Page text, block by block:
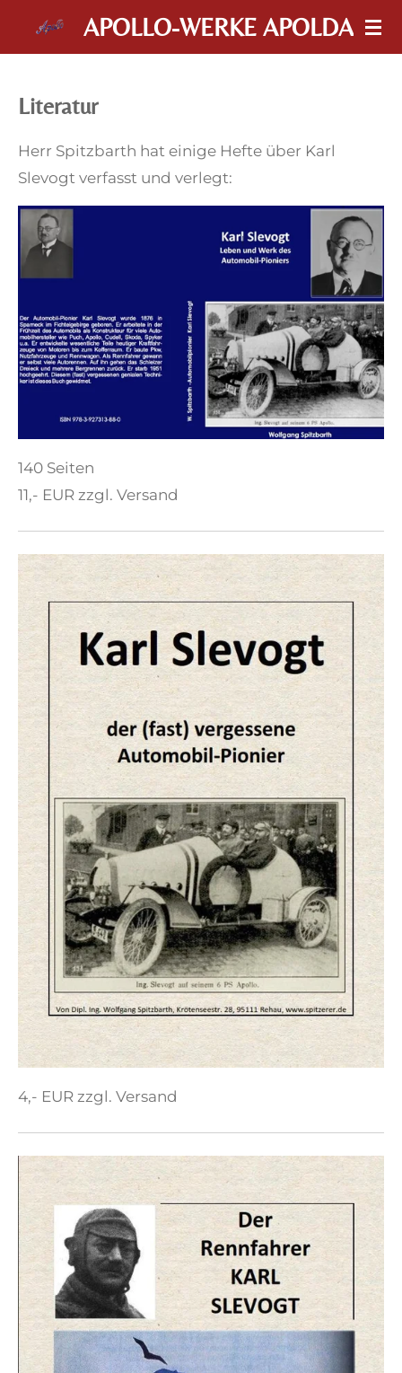
APOLLO-WERKE APOLDA
Literatur
Herr Spitzbarth hat einige Hefte über Karl
Slevogt verfasst und verlegt:
140 Seiten
11,- EUR zzgl. Versand
4,- EUR zzgl. Versand